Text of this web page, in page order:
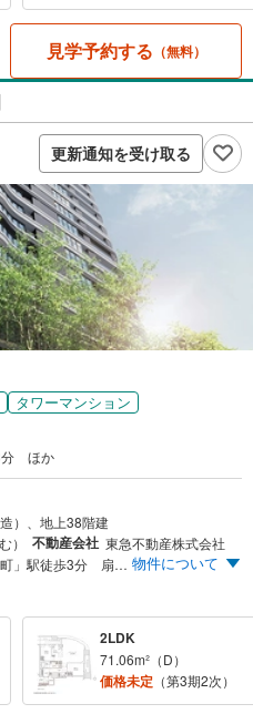
見学予約する （無料）
更新通知を受け取る
タワーマンション
分 ほか
）、地上38階建
） 不動産会社 東急不動産株式会社
梅田徒歩圏、OsakaMetro谷町線「中崎町」駅徒歩3分 扇町公園近接、地上38階建・総256邸のタワーレジデンス エントリー受付開始 物件について
2LDK
71.06m²（D）
価格未定 （第3期2次）